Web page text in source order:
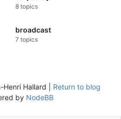
8 topics
broadcast
7 topics
Hallard | Return to blog
by NodeBB